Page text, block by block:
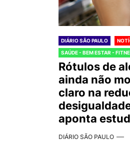
DIÁRIO SÃO PAULO
SAÚDE - BEM ESTAR -
Rótulos de
ainda não
claro na
aponta
DIÁRIO SÃO PAULO